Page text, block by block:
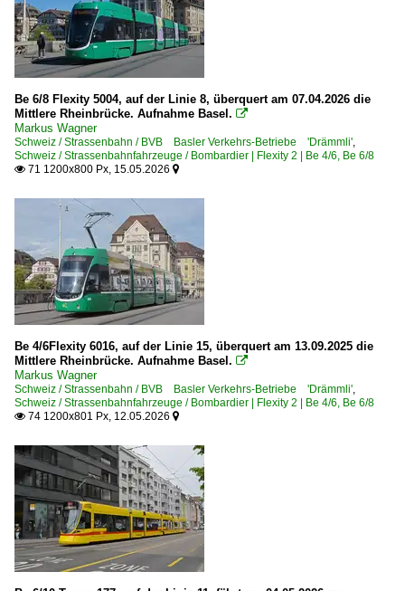
Be 6/8 Flexity 5004, auf der Linie 8, überquert am 07.04.2026 die
Mittlere Rheinbrücke. Aufnahme Basel. 
Markus Wagner
Schweiz / Strassenbahn / BVB Basler Verkehrs-Betriebe 'Drämmli',
Schweiz / Strassenbahnfahrzeuge / Bombardier | Flexity 2 | Be 4/6, Be 6/8
 71 1200x800 Px, 15.05.2026 
Be 4/6Flexity 6016, auf der Linie 15, überquert am 13.09.2025 die
Mittlere Rheinbrücke. Aufnahme Basel. 
Markus Wagner
Schweiz / Strassenbahn / BVB Basler Verkehrs-Betriebe 'Drämmli',
Schweiz / Strassenbahnfahrzeuge / Bombardier | Flexity 2 | Be 4/6, Be 6/8
 74 1200x801 Px, 12.05.2026 